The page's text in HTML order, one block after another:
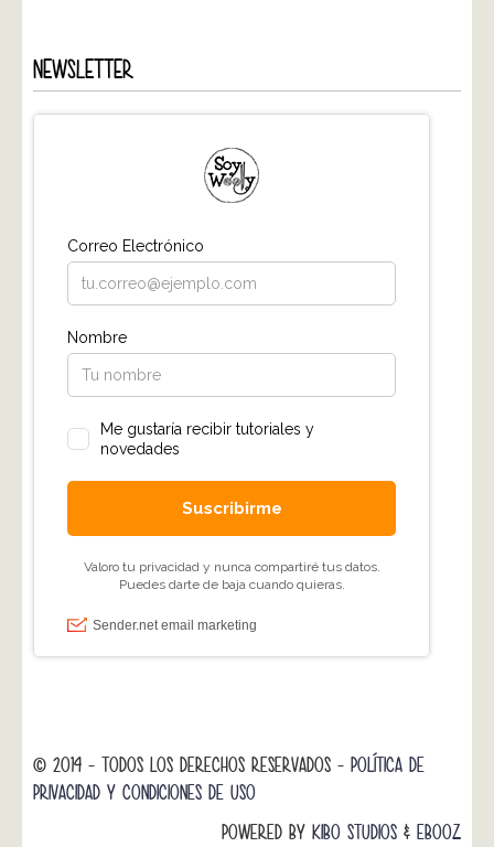
NEWSLETTER
© 2014 - TODOS LOS DERECHOS RESERVADOS - POLÍTICA DE
PRIVACIDAD Y CONDICIONES DE USO
POWERED BY KIBO STUDIOS & EBOOZ